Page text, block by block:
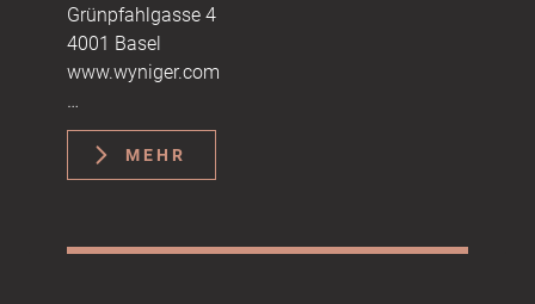
Grünpfahlgasse 4
4001 Basel
www.wyniger.com
Rechtsform: Aktiengesellschaft
Sitz der Gesellschaft: Basel / Schweiz
Handelsregister: CH-270.3.015.638-4
MEHR